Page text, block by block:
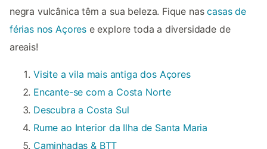
negra vulcânica têm a sua beleza. Fique nascasas de
férias nos Açores e explore toda a diversidade de
areais!
Visite a vila mais antiga dos Açores
Encante-se com a Costa Norte
Descubra a Costa Sul
Rume ao Interior da Ilha de Santa Maria
Caminhadas & BTT